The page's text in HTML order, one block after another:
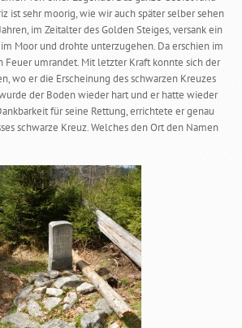
ist sehr moorig, wie wir auch später selber sehen
im Zeitalter des Golden Steiges, versank ein
Moor und drohte unterzugehen. Da erschien im
Feuer umrandet. Mit letzter Kraft konnte sich der
wo er die Erscheinung des schwarzen Kreuzes
der Boden wieder hart und er hatte wieder
für seine Rettung, errichtete er genau
schwarze Kreuz. Welches den Ort den Namen